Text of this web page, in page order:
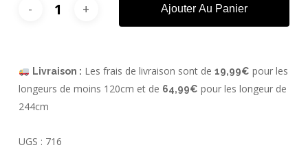
Ajouter Au Panier
Livraison : Les frais de livraison sont de 19,99€ pour les
longeurs de moins 120cm et de 64,99€ pour les longeur de
244cm
UGS : 716